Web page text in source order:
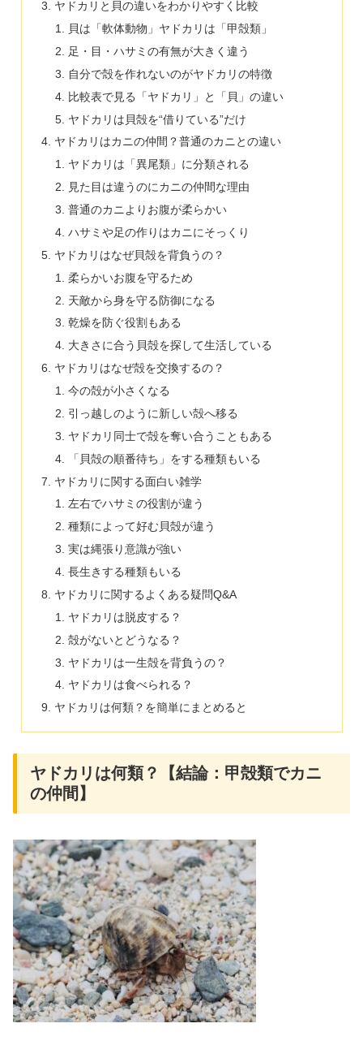
ヤドカリと貝の違いをわかりやすく比較
貝は「軟体動物」ヤドカリは「甲殻類」
足・目・ハサミの有無が大きく違う
自分で殻を作れないのがヤドカリの特徴
比較表で見る「ヤドカリ」と「貝」の違い
ヤドカリは貝殻を“借りている”だけ
ヤドカリはカニの仲間？普通のカニとの違い
ヤドカリは「異尾類」に分類される
見た目は違うのにカニの仲間な理由
普通のカニよりお腹が柔らかい
ハサミや足の作りはカニにそっくり
ヤドカリはなぜ貝殻を背負うの？
柔らかいお腹を守るため
天敵から身を守る防御になる
乾燥を防ぐ役割もある
大きさに合う貝殻を探して生活している
ヤドカリはなぜ殻を交換するの？
今の殻が小さくなる
引っ越しのように新しい殻へ移る
ヤドカリ同士で殻を奪い合うこともある
「貝殻の順番待ち」をする種類もいる
ヤドカリに関する面白い雑学
左右でハサミの役割が違う
種類によって好む貝殻が違う
実は縄張り意識が強い
長生きする種類もいる
ヤドカリに関するよくある疑問Q&A
ヤドカリは脱皮する？
殻がないとどうなる？
ヤドカリは一生殻を背負うの？
ヤドカリは食べられる？
ヤドカリは何類？を簡単にまとめると
ヤドカリは何類？【結論：甲殻類でカニ
の仲間】